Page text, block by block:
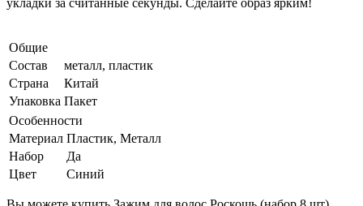
Общие
Состав
металл, пластик
Страна
Китай
Упаковка Пакет
Особенности
Материал Пластик, Металл
Набор
Да
Цвет
Синий